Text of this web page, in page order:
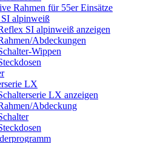
Rahmen für 55er Einsätze
alpinweiß
SI alpinweiß anzeigen
Abdeckungen
Wippen
LX
LX anzeigen
Abdeckung